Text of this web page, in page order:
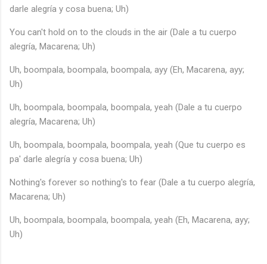
darle alegría y cosa buena; Uh)
You can't hold on to the clouds in the air (Dale a tu cuerpo
alegría, Macarena; Uh)
Uh, boompala, boompala, boompala, ayy (Eh, Macarena, ayy;
Uh)
Uh, boompala, boompala, boompala, yeah (Dale a tu cuerpo
alegría, Macarena; Uh)
Uh, boompala, boompala, boompala, yeah (Que tu cuerpo es
pa' darle alegría y cosa buena; Uh)
Nothing's forever so nothing's to fear (Dale a tu cuerpo alegría,
Macarena; Uh)
Uh, boompala, boompala, boompala, yeah (Eh, Macarena, ayy;
Uh)